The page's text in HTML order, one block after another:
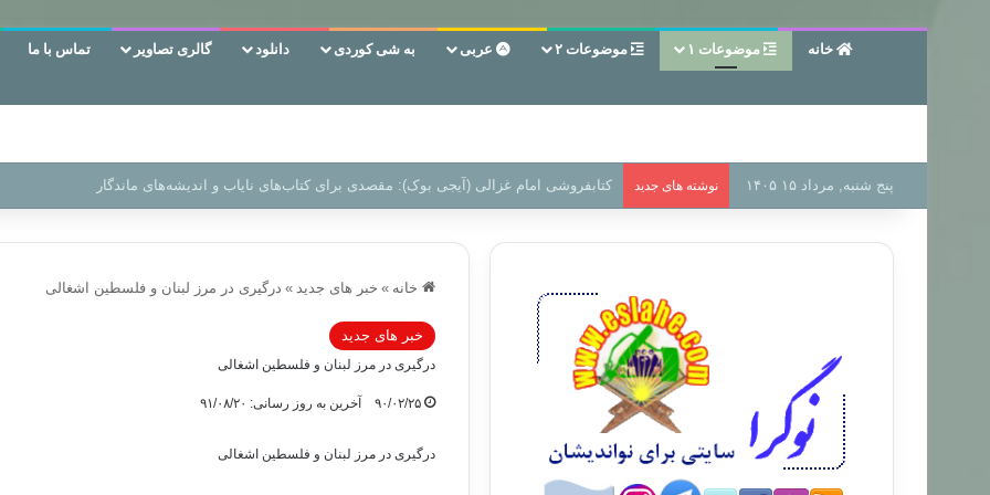
خانه موضوعات ۱ موضوعات ۲ عربی به شی کوردی دانلود گالری تصاویر تماس با ما
پنج شنبه, مرداد ۱۵ ۱۴۰۵ نوشته های جدید سر دفتر فساد در زمین‌، دوری وکناره‌گیری از راه خداست‌!
خانه » خبر های جدید » درگیری در مرز لبنان و فلسطین اشغالی
خبر های جدید
درگیری در مرز لبنان و فلسطین اشغالی
۹۰/۰۲/۲۵ آخرین به روز رسانی: ۹۱/۰۸/۲۰
درگیری در مرز لبنان و فلسطین اشغالی